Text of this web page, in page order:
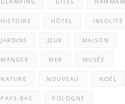
HISTOIRE HÔTEL INSOLITE
JARDINS JEUX MAISON
MANGER MER MUSÉE
NATURE NOUVEAU NOËL
PAYS-BAS POLOGNE